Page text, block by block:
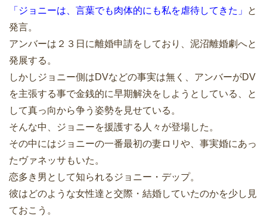
「ジョニーは、言葉でも肉体的にも私を虐待してきた」
と
発言。
アンバーは２３日に離婚申請をしており、泥沼離婚劇へと
発展する。
しかしジョニー側はDVなどの事実は無く、アンバーがDV
を主張する事で金銭的に早期解決をしようとしている、と
して真っ向から争う姿勢を見せている。
そんな中、ジョニーを援護する人々が登場した。
その中にはジョニーの一番最初の妻ロリや、事実婚にあっ
たヴァネッサもいた。
恋多き男として知られるジョニー・デップ。
彼はどのような女性達と交際・結婚していたのかを少し見
ておこう。